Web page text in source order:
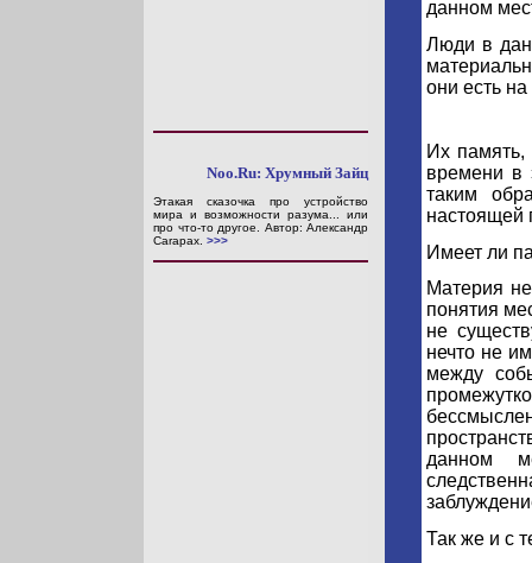
данном
Люди в
они есть
Noo.Ru: Хрумный Зайц
Этакая сказочка про устройство
мира и возможности разума... или
про что-то другое. Автор: Александр
Carapax. >>>
Их память,
времени в
таким
настоящей
Имеет ли
Материя
понятия
не
нечто не
между
данном
Так же и с